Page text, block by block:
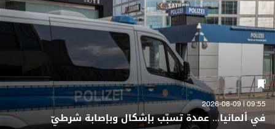
09:55 | 2026-08-09
في ألمانيا... عمدة تسبّب بإشكال وبإصابة شرطيّ